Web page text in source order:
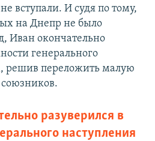
вступали. И судя по тому,
на Днепр не было
Иван окончательно
генерального
решив переложить малую
разуверился в
наступления